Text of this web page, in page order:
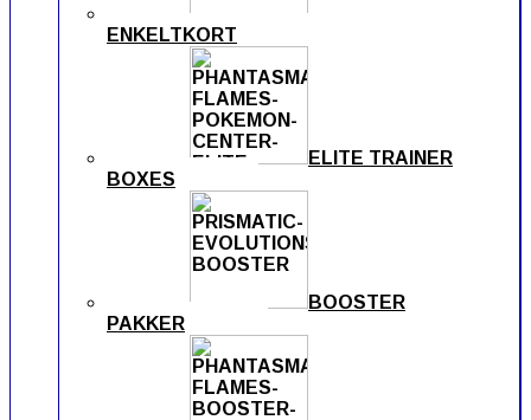
ENKELTKORT
ELITE TRAINER
BOXES
BOOSTER
PAKKER